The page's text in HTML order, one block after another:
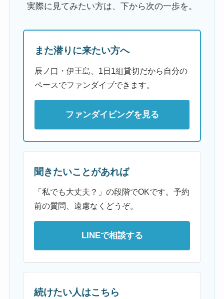
実際に見てみたい方は、下から次の一歩を。
また潜りに来たい方へ
辰ノ口・伊王島、1日1組貸切だから自分の
ペースでファンダイブできます。
ファンダイビングを見る
聞きたいことがあれば
「私でも大丈夫？」の段階でOKです。予約
前の質問、遠慮なくどうぞ。
LINEで相談する
続けたい人はこちら